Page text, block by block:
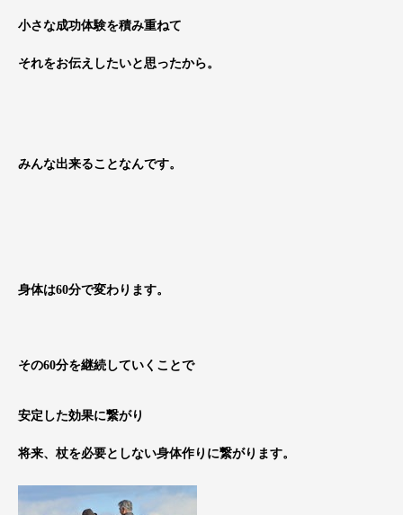
小さな成功体験を積み重ねて
それをお伝えしたいと思ったから。
みんな出来ることなんです。
身体は60分で変わります。
その60分を継続していくことで
安定した効果に繋がり
将来、杖を必要としない身体作りに繋がります。